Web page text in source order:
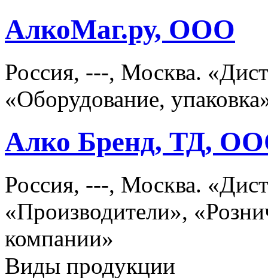
АлкоМаг.ру, ООО
Россия, ---, Москва.
«Оборудование,
Алко Бренд, ТД,
Россия, ---, Москва.
«Производители»,
компании»
Виды продукции